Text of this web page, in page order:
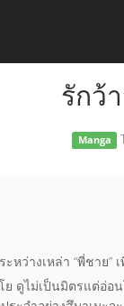
รักว้
Manga
ว่างเหล่า “พี่ชาย”
ดูไม่เป็นมิตรแต่อ่อ